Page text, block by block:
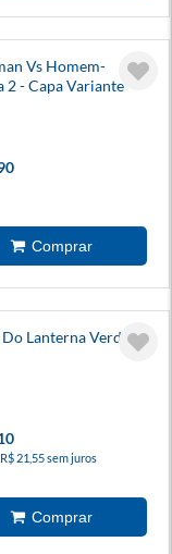
Vs Homem-
2 - Capa Variante
Do Lanterna Verde 9
21,55 sem juros